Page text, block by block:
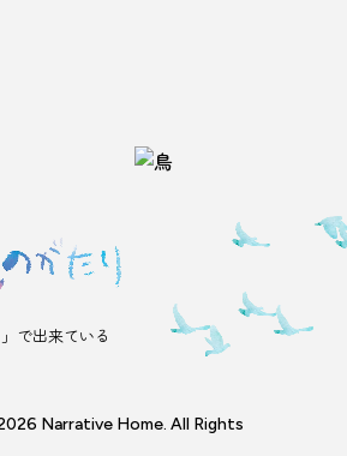
で出来ている
Narrative Home. All Rights